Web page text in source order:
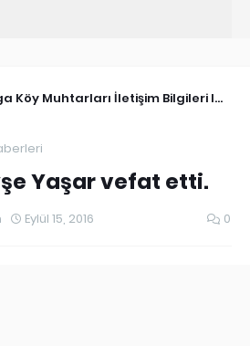
Köy Muhtarları İletişim Bilgileri I
Yaşar vefat etti.
Eylül 15, 2016 0